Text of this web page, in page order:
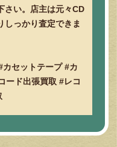
さい。店主は元々CD
しっかり査定できま
セットテープ #カ
ード出張買取 #レコ